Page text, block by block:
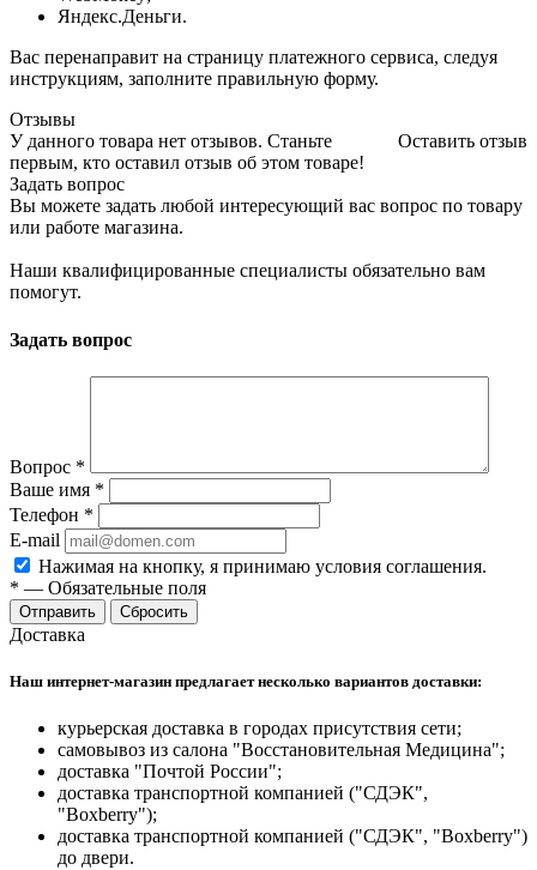
Яндекс.Деньги.
Вас перенаправит на страницу платежного сервиса, следуя
инструкциям, заполните правильную форму.
Отзывы
Оставить отзыв
У данного товара нет отзывов. Станьте
первым, кто оставил отзыв об этом товаре!
Задать вопрос
Вы можете задать любой интересующий вас вопрос по товару
или работе магазина.
Наши квалифицированные специалисты обязательно вам
помогут.
Задать вопрос
Вопрос *
Ваше имя *
Телефон *
E-mail
Нажимая на кнопку, я принимаю условия соглашения.
* — Обязательные поля
Отправить Сбросить
Доставка
Наш интернет-магазин предлагает несколько вариантов доставки:
курьерская доставка в городах присутствия сети;
самовывоз из салона "Восстановительная Медицина";
доставка "Почтой России";
доставка транспортной компанией ("СДЭК",
"Boxberry");
доставка транспортной компанией ("СДЭК", "Boxberry")
до двери.